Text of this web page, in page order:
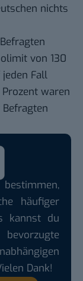
nichts
von 130
Fall
waren
Befragten
häufiger
kannst du
Dank!